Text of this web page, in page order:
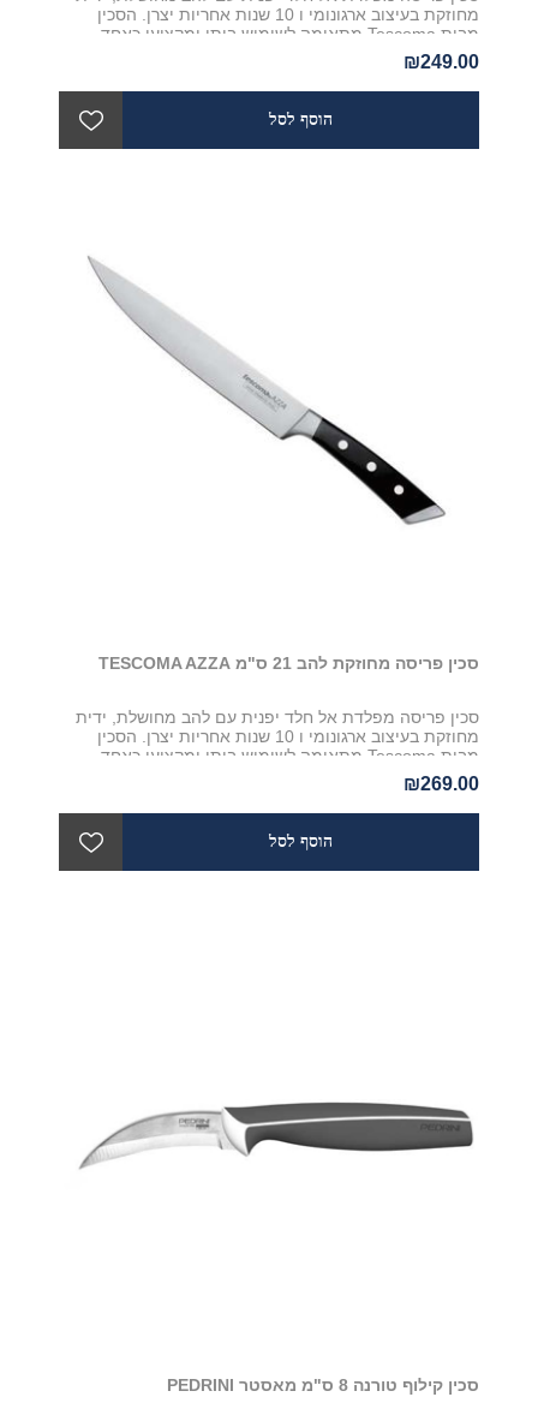
מחוזקת בעיצוב ארגונומי ו 10 שנות אחריות יצרן. הסכין
מבית Tescoma מתאימה לשימוש ביתי ומקצועי כאחד
₪249.00
סכין פריסה מחוזקת להב 21 ס"מ TESCOMA AZZA
סכין פריסה מפלדת אל חלד יפנית עם להב מחושלת, ידית
מחוזקת בעיצוב ארגונומי ו 10 שנות אחריות יצרן. הסכין
מבית Tescoma מתאימה לשימוש ביתי ומקצועי כאחד
₪269.00
סכין קילוף טורנה 8 ס"מ מאסטר PEDRINI